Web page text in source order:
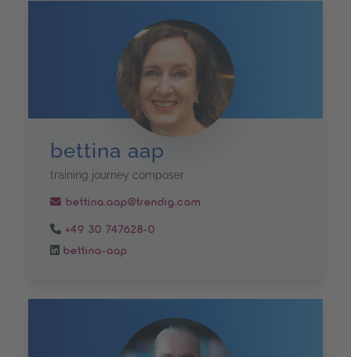
bettina aap
training journey composer
bettina.aap@trendig.com
+49 30 747628-0
bettina-aap